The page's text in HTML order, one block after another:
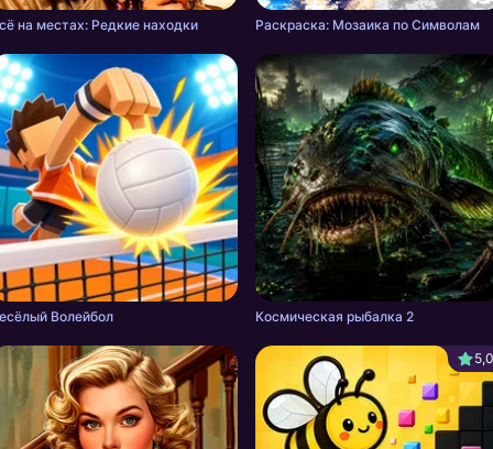
на местах: Редкие находки Раскраска: Мозаика по Символам
Волейбол Космическая рыбалка 2
5,0